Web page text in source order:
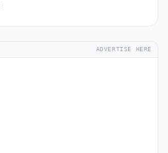
ADVERTISE HERE